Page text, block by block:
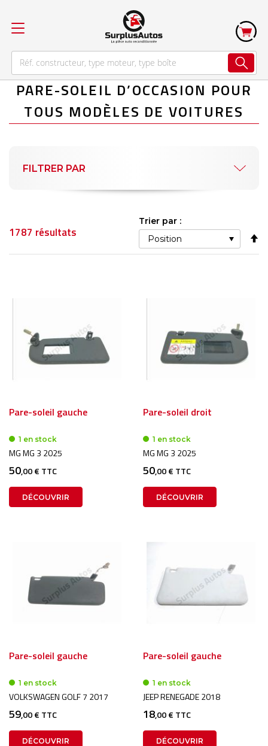
PARE-SOLEIL D’OCCASION POUR
TOUS MODÈLES DE VOITURES
1787 résultats
Trier par :
Pare-soleil gauche
1 en stock
MG MG 3 2025
50,00 € TTC
DÉCOUVRIR
Pare-soleil droit
1 en stock
MG MG 3 2025
50,00 € TTC
DÉCOUVRIR
Pare-soleil gauche
1 en stock
VOLKSWAGEN GOLF 7 2017
59,00 € TTC
DÉCOUVRIR
Pare-soleil gauche
1 en stock
JEEP RENEGADE 2018
18,00 € TTC
DÉCOUVRIR
FILTRER PAR